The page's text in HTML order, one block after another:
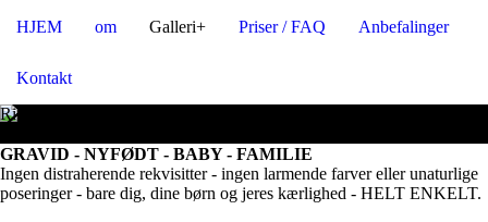
HJEM om Galleri+ Priser / FAQ Anbefalinger
Kontakt
Rigtig hjertelig velkommen
GRAVID - NYFØDT - BABY - FAMILIE
Ingen distraherende rekvisitter - ingen larmende farver eller unaturlige
poseringer - bare dig, dine børn og jeres kærlighed - HELT ENKELT.